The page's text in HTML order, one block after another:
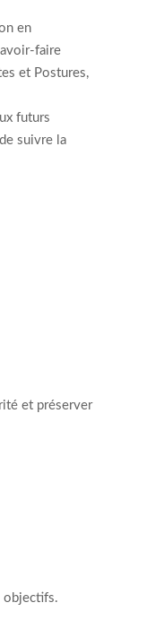
en
faire
et Postures,
futurs
suivre la
et préserver
objectifs.